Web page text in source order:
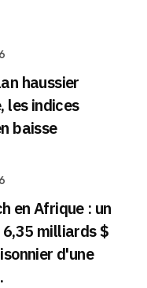
haussier
les indices
baisse
en Afrique : un
milliards $
d'une